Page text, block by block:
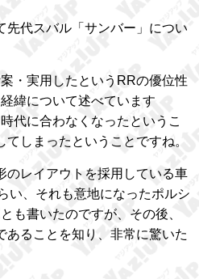
先代スバル「サンバー」につい
・実用したというRRの優位性
緯について述べています
代に合わなくなったというこ
しまったということですね。
のレイアウトを採用している車
い、それも意地になったポルシ
も書いたのですが、その後、
あることを知り、非常に驚いた